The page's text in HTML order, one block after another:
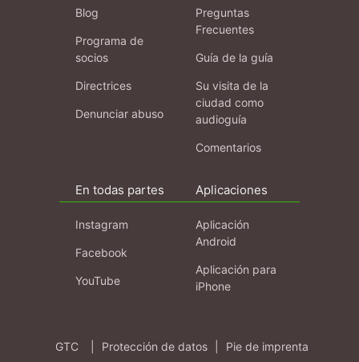
Blog
Programa de
socios
Directrices
Denunciar abuso
Preguntas
Frecuentes
Guía de la guía
Su visita de la
ciudad como
audioguía
Comentarios
En todas partes
Instagram
Facebook
YouTube
Aplicaciones
Aplicación
Android
Aplicación para
iPhone
GTC Protección de datos Pie de imprenta